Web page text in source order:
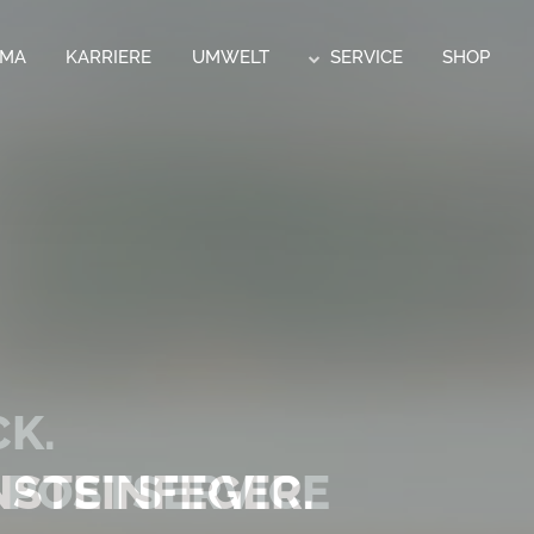
KARRIERE UMWELT SERVICE SHOP